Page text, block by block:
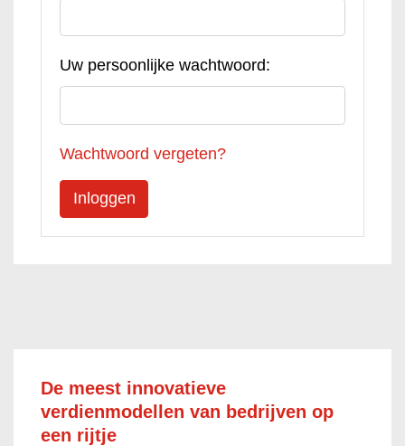
Uw persoonlijke wachtwoord:
Wachtwoord vergeten?
De meest innovatieve
verdienmodellen van bedrijven op
een rijtje